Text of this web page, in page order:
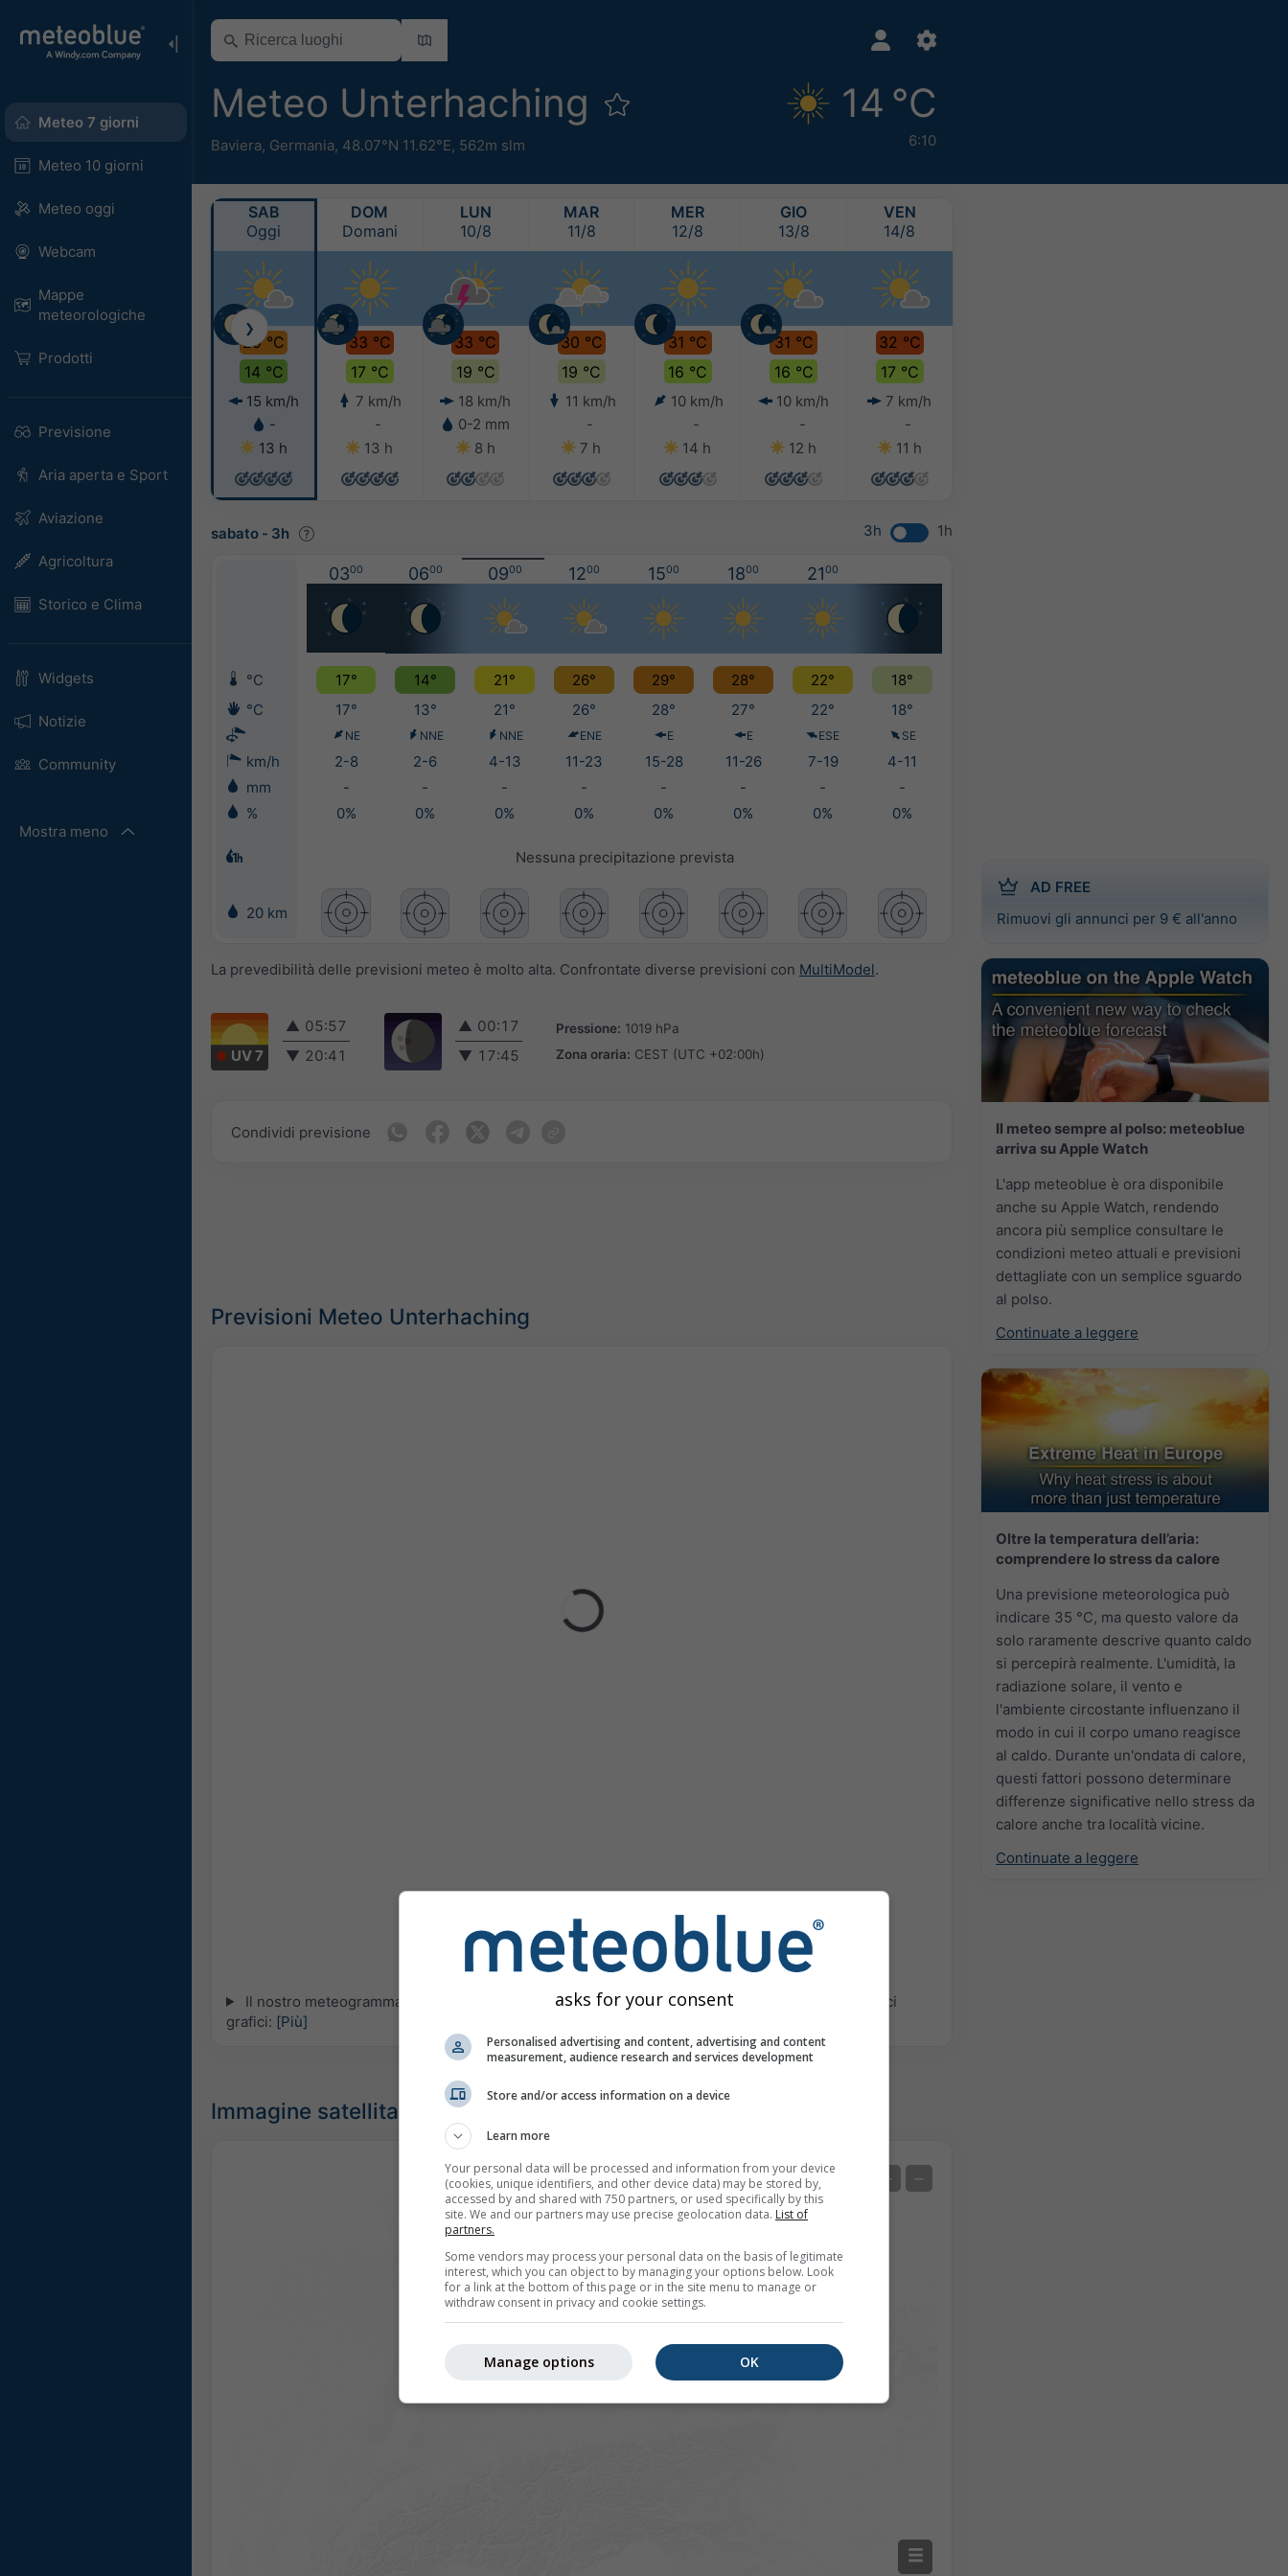
Meteo 7 giorni
Meteo 10 giorni
Meteo oggi
Webcam
Mappe
meteorologiche
Prodotti
Previsione
Aria aperta e Sport
Aviazione
Agricoltura
Storico e Clima
Widgets
Notizie
Community
Mostra meno
Meteo Unterhaching
Baviera, Germania, 48.07°N 11.62°E, 562m slm
14 °C
6:10
AD FREE
Rimuovi gli annunci per 9 € all'anno
Il meteo sempre al polso: meteoblue
arriva su Apple Watch
L'app meteoblue è ora disponibile
anche su Apple Watch, rendendo
ancora più semplice consultare le
condizioni meteo attuali e previsioni
dettagliate con un semplice sguardo
al polso.
Continuate a leggere
Oltre la temperatura dell’aria:
comprendere lo stress da calore
Una previsione meteorologica può
indicare 35 °C, ma questo valore da
solo raramente descrive quanto caldo
si percepirà realmente. L'umidità, la
radiazione solare, il vento e
l'ambiente circostante influenzano il
modo in cui il corpo umano reagisce
al caldo. Durante un'ondata di calore,
questi fattori possono determinare
differenze significative nello stress da
calore anche tra località vicine.
Continuate a leggere
SAB
Oggi
29 °C
14 °C
15 km/h
-
13 h
DOM
Domani
33 °C
17 °C
7 km/h
-
13 h
LUN
10/8
33 °C
19 °C
18 km/h
0-2 mm
8 h
MAR
11/8
30 °C
19 °C
11 km/h
-
7 h
MER
12/8
31 °C
16 °C
10 km/h
-
14 h
GIO
13/8
31 °C
16 °C
10 km/h
-
12 h
VEN
14/8
32 °C
17 °C
7 km/h
-
11 h
❯
sabato - 3h 3h 1h
0300 0600 0900 1200 1500 1800 2100
°C 17° 14° 21° 26° 29° 28° 22°
18°
°C
17° 13° 21° 26° 28° 27° 22° 18°
NE NNE NNE ENE E E ESE SE
km/h 2-8 2-6 4-13 11-23 15-28 11-26 7-19
4-11
mm
- - - - - - -
-
%
0% 0% 0% 0% 0% 0% 0% 0%
Nessuna precipitazione prevista
20 km
La prevedibilità delle previsioni meteo è molto alta. Confrontate diverse previsioni con MultiModel.
UV 7
▲ 05:57
▼ 20:41
▲ 00:17
▼ 17:45
Pressione: 1019 hPa
Zona oraria: CEST (UTC +02:00h)
Condividi previsione
Previsioni Meteo Unterhaching
Il nostro meteogramma 5-giorni per Unterhaching offre tutte le informazioni meteo in 3 semplici
grafici: [Più]
Immagine satellitare in diretta, Germania
+ −
asks for your consent
Personalised advertising and content, advertising and content
measurement, audience research and services development
Store and/or access information on a device
Learn more
Your personal data will be processed and information from your device
(cookies, unique identifiers, and other device data) may be stored by,
accessed by and shared with 750 partners, or used specifically by this
site. We and our partners may use precise geolocation data. List of
partners.
Some vendors may process your personal data on the basis of legitimate
interest, which you can object to by managing your options below. Look
for a link at the bottom of this page or in the site menu to manage or
withdraw consent in privacy and cookie settings.
OK
Manage options